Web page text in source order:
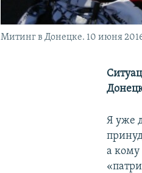
Митинг в Донецке. 10 июня
Я уже
а кому